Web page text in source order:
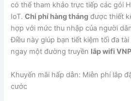
có thể tham khảo trực tiếp các gói
IoT.Chi phí hàng tháng được thiết
hợp với mức thu nhập của người
Điều này giúp bạn tiết kiệm tối đa
ngay một đường truyền lắp wifi
Khuyến mãi hấp dẫn: Miễn phí lắp
cước